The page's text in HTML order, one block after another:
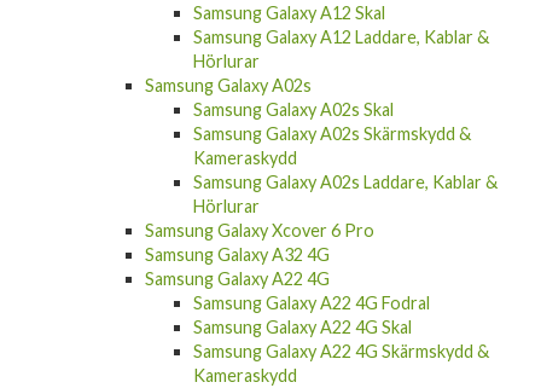
Samsung Galaxy A12 Skal
Samsung Galaxy A12 Laddare, Kablar &
Hörlurar
Samsung Galaxy A02s
Samsung Galaxy A02s Skal
Samsung Galaxy A02s Skärmskydd &
Kameraskydd
Samsung Galaxy A02s Laddare, Kablar &
Hörlurar
Samsung Galaxy Xcover 6 Pro
Samsung Galaxy A32 4G
Samsung Galaxy A22 4G
Samsung Galaxy A22 4G Fodral
Samsung Galaxy A22 4G Skal
Samsung Galaxy A22 4G Skärmskydd &
Kameraskydd